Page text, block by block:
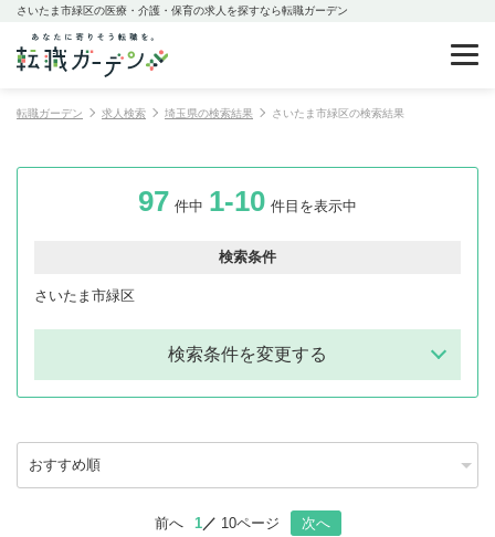
さいたま市緑区の医療・介護・保育の求人を探すなら転職ガーデン
転職ガーデン 求人検索 埼玉県の検索結果 さいたま市緑区の検索結果
97 件中 1-10 件目を表示中
検索条件
さいたま市緑区
検索条件を変更する
前へ 1 10ページ 次へ